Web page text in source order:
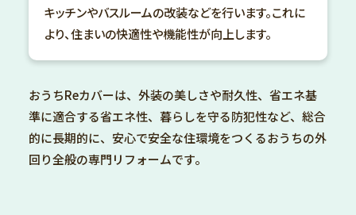
キッチンやバスルームの改装などを行います。これに
より、住まいの快適性や機能性が向上します。
おうちReカバーは、外装の美しさや耐久性、 省エネ基
準に適合する省エネ性、暮らしを守る防犯性など、 総合
的に長期的に、安心で安全な住環境をつくるおうちの外
回り全般の専門リフォームです。